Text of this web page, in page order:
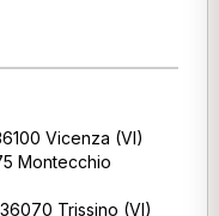
Vicenza (VI)
Montecchio
Trissino (VI)